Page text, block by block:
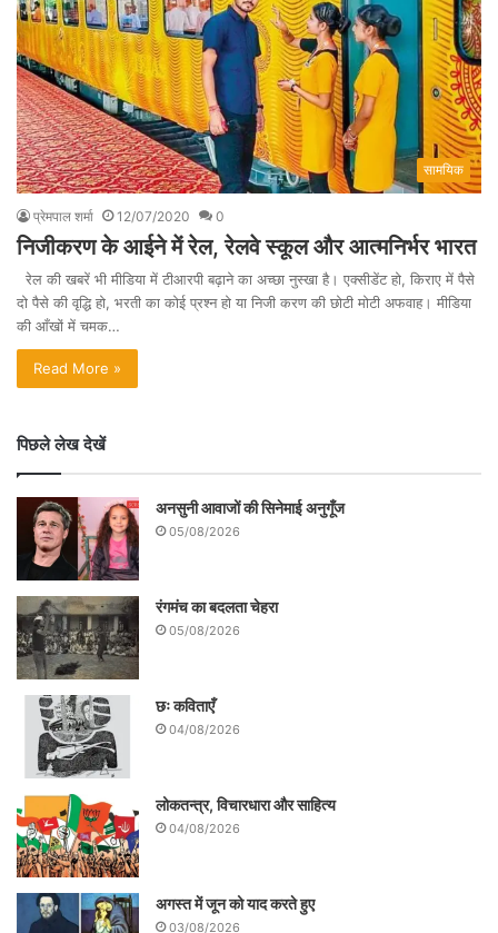
सामयिक
प्रेमपाल शर्मा 12/07/2020 0
निजीकरण के आईने में रेल, रेलवे स्कूल और आत्मनिर्भर भारत
रेल की खबरें भी मीडिया में टीआरपी बढ़ाने का अच्छा नुस्खा है। एक्सीडेंट हो, किराए में पैसे
दो पैसे की वृद्धि हो, भरती का कोई प्रश्न हो या निजी करण की छोटी मोटी अफवाह। मीडिया
की आँखों में चमक…
Read More »
पिछले लेख देखें
अनसुनी आवाजों की सिनेमाई अनुगूँज
05/08/2026
रंगमंच का बदलता चेहरा
05/08/2026
छः कविताएँ
04/08/2026
लोकतन्त्र, विचारधारा और साहित्य
04/08/2026
अगस्त में जून को याद करते हुए
03/08/2026